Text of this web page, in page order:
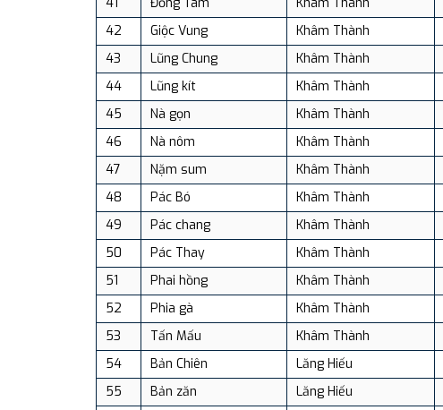
42
Giộc Vung Khâm Thành
43
Lũng Chung Khâm Thành
44
Lũng kít Khâm Thành
45
Nà gọn Khâm Thành
46
Nà nôm Khâm Thành
47
Nặm sum Khâm Thành
48
Pác Bó Khâm Thành
49
Pác chang Khâm Thành
50
Pác Thay Khâm Thành
51
Phai hồng Khâm Thành
52
Phia gà Khâm Thành
53
Tấn Mấu Khâm Thành
54
Bản Chiên Lăng Hiếu
55
Bản zăn Lăng Hiếu